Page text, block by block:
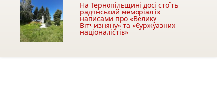
На Тернопільщині досі стоїть
радянський меморіал із
написами про «Велику
Вітчизняну» та «буржуазних
націоналістів»